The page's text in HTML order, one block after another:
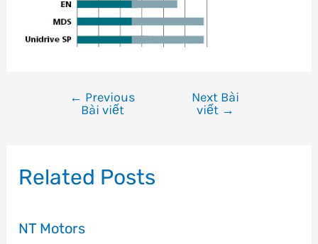
viết
← Previous
Bài viết
Next Bài
viết →
Related Posts
NT Motors